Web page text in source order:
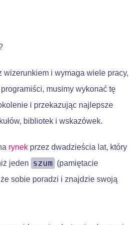
wizerunkiem i wymaga wiele pracy,
musimy wykonać tę
i przekazując najlepsze
bibliotek i wskazówek.
rynek przez dwadzieścia lat, który
jeden szum (pamiętacie
sobie poradzi i znajdzie swoją